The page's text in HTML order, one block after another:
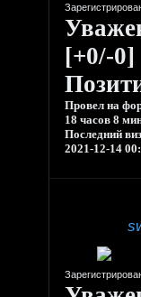
[+0/-0]
Провел на
18 часов 8
Последний
2021-12-14